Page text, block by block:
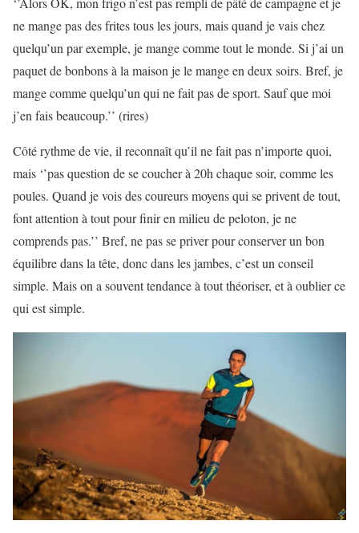
ne mange pas des frites tous les jours, mais quand je vais chez
quelqu’un par exemple, je mange comme tout le monde. Si j’ai un
paquet de bonbons à la maison je le mange en deux soirs. Bref, je
mange comme quelqu’un qui ne fait pas de sport. Sauf que moi
j’en fais beaucoup.’’ (rires)
Côté rythme de vie, il reconnaît qu’il ne fait pas n’importe quoi,
mais ‘’pas question de se coucher à 20h chaque soir, comme les
poules. Quand je vois des coureurs moyens qui se privent de tout,
font attention à tout pour finir en milieu de peloton, je ne
comprends pas.’’ Bref, ne pas se priver pour conserver un bon
équilibre dans la tête, donc dans les jambes, c’est un conseil
simple. Mais on a souvent tendance à tout théoriser, et à oublier ce
qui est simple.